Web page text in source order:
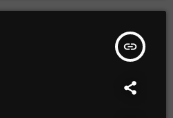
insert_link